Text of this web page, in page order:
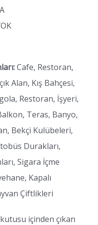
Cafe, Restoran,
Alan, Kış Bahçesi,
Restoran, İşyeri,
Teras, Banyo,
Bekçi Kulübeleri,
Durakları,
Sigara İçme
Kapalı
Çiftlikleri
içinden çıkan